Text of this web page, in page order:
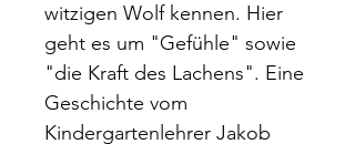
witzigen Wolf kennen. Hier
geht es um "Gefühle" sowie
"die Kraft des Lachens". Eine
Geschichte vom
Kindergartenlehrer Jakob